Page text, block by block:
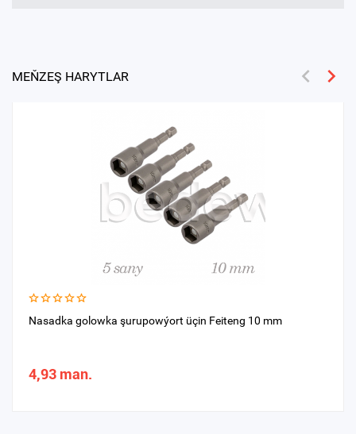
MEŇZEŞ HARYTLAR
Nasadka golowka şurupowýort üçin Feiteng 10 mm
4,93 man.